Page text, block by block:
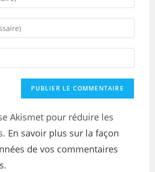
Akismet pour réduire les
En savoir plus sur la façon
de vos commentaires
.